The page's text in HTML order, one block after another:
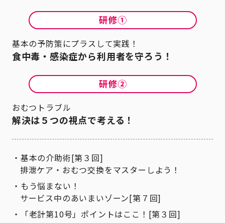
基本の予防策にプラスして実践！
食中毒・感染症から利用者を守ろう！
おむつトラブル
解決は５つの視点で考える！
基本の介助術[第３回]
排泄ケア・おむつ交換をマスターしよう！
もう悩まない！
サービス中のあいまいゾーン[第７回]
「老計第10号」ポイントはここ！[第３回]